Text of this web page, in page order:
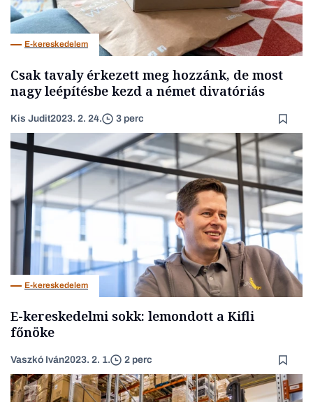
E-kereskedelem
Csak tavaly érkezett meg hozzánk, de most
nagy leépítésbe kezd a német divatóriás
Kis Judit2023. 2. 24. 3 perc
E-kereskedelem
E-kereskedelmi sokk: lemondott a Kifli
főnöke
Vaszkó Iván2023. 2. 1. 2 perc